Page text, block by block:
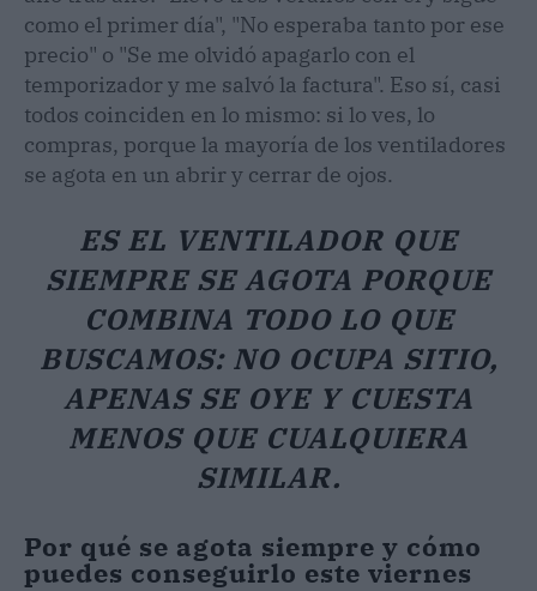
como el primer día", "No esperaba tanto por ese
precio" o "Se me olvidó apagarlo con el
temporizador y me salvó la factura". Eso sí, casi
todos coinciden en lo mismo: si lo ves, lo
compras, porque la mayoría de los ventiladores
se agota en un abrir y cerrar de ojos.
ES EL VENTILADOR QUE
SIEMPRE SE AGOTA PORQUE
COMBINA TODO LO QUE
BUSCAMOS: NO OCUPA SITIO,
APENAS SE OYE Y CUESTA
MENOS QUE CUALQUIERA
SIMILAR.
Por qué se agota siempre y cómo
puedes conseguirlo este viernes